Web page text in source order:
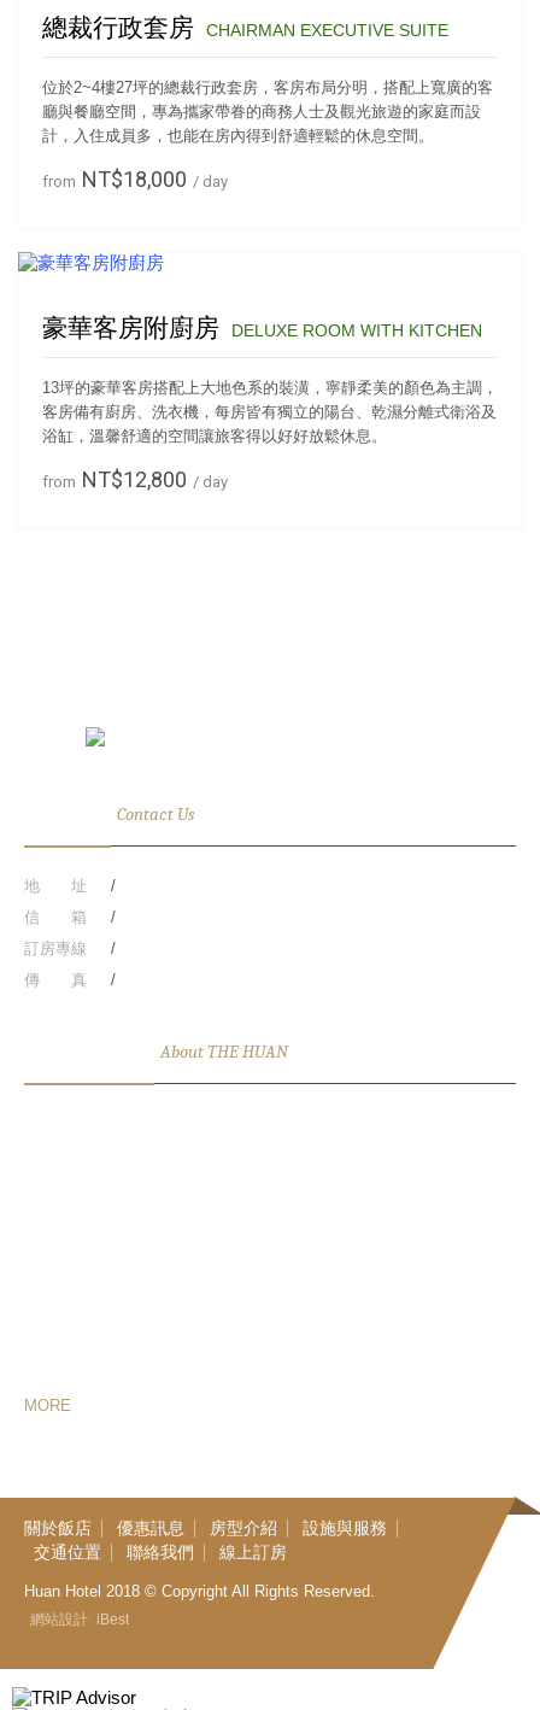
總裁行政套房 CHAIRMAN EXECUTIVE SUITE
位於2~4樓27坪的總裁行政套房，客房布局分明，搭配上寬廣的客
廳與餐廳空間，專為攜家帶眷的商務人士及觀光旅遊的家庭而設
計，入住成員多，也能在房內得到舒適輕鬆的休息空間。
from NT$18,000 / day
豪華客房附廚房 DELUXE ROOM WITH KITCHEN
13坪的豪華客房搭配上大地色系的裝潢，寧靜柔美的顏色為主調，
客房備有廚房、洗衣機，每房皆有獨立的陽台、乾濕分離式衛浴及
浴缸，溫馨舒適的空間讓旅客得以好好放鬆休息。
from NT$12,800 / day
Contact Us
地 址
信 箱
訂房專線
傳 真
About THE HUAN
MORE
關於飯店 優惠訊息 房型介紹 設施與服務
交通位置 聯絡我們 線 上訂房
Huan Hotel 2018 © Copyright All Rights Reserved.
網站設計‧ iBest